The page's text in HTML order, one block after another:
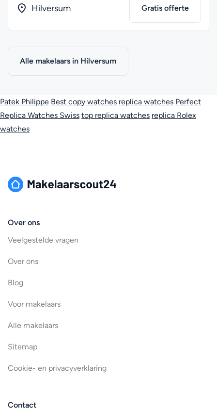
Hilversum Gratis offerte
Alle makelaars in Hilversum
Patek Philippe Best copy watches replica watches Perfect
Replica Watches Swiss top replica watches replica Rolex
watches
Over ons
Veelgestelde vragen
Over ons
Blog
Voor makelaars
Alle makelaars
Sitemap
Cookie- en privacyverklaring
Contact